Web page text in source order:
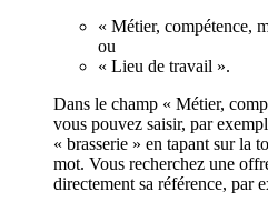
« Métier, compétence,
ou
« Lieu de travail ».
Dans le champ « Métier,
vous pouvez saisir, par
« brasserie » en tapant sur la
mot. Vous recherchez une
directement sa référence, par